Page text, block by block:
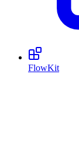
FlowKit